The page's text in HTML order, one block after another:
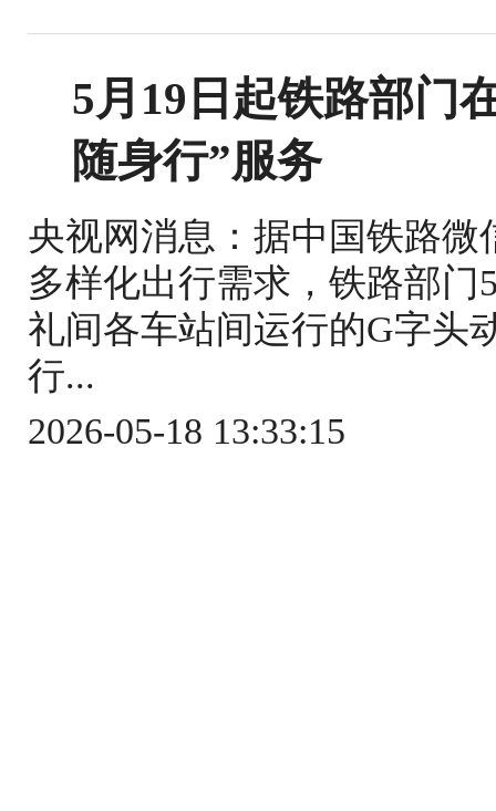
5月19日起铁路部门
随身行”服务
央视网消息：据中国铁路
多样化出行需求，铁路部门
礼间各车站间运行的G字头
行...
2026-05-18 13:33:15